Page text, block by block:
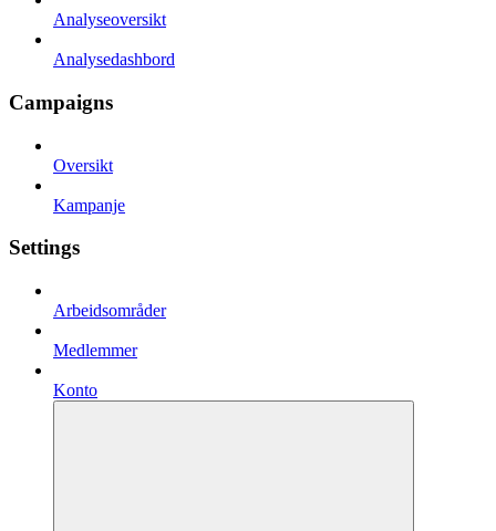
Analyseoversikt
Analysedashbord
Campaigns
Oversikt
Kampanje
Settings
Arbeidsområder
Medlemmer
Konto